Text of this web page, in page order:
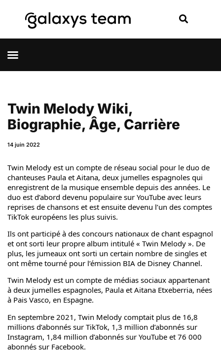
Twin Melody Wiki,
Biographie, Âge, Carrière
14 juin 2022
Twin Melody est un compte de réseau social pour le duo de
chanteuses Paula et Aitana, deux jumelles espagnoles qui
enregistrent de la musique ensemble depuis des années. Le
duo est d’abord devenu populaire sur YouTube avec leurs
reprises de chansons et est ensuite devenu l’un des comptes
TikTok européens les plus suivis.
Ils ont participé à des concours nationaux de chant espagnol
et ont sorti leur propre album intitulé « Twin Melody ». De
plus, les jumeaux ont sorti un certain nombre de singles et
ont même tourné pour l’émission BIA de Disney Channel.
Twin Melody est un compte de médias sociaux appartenant
à deux jumelles espagnoles, Paula et Aitana Etxeberria, nées
à Pais Vasco, en Espagne.
En septembre 2021, Twin Melody comptait plus de 16,8
millions d’abonnés sur TikTok, 1,3 million d’abonnés sur
Instagram, 1,84 million d’abonnés sur YouTube et 76 000
abonnés sur Facebook.